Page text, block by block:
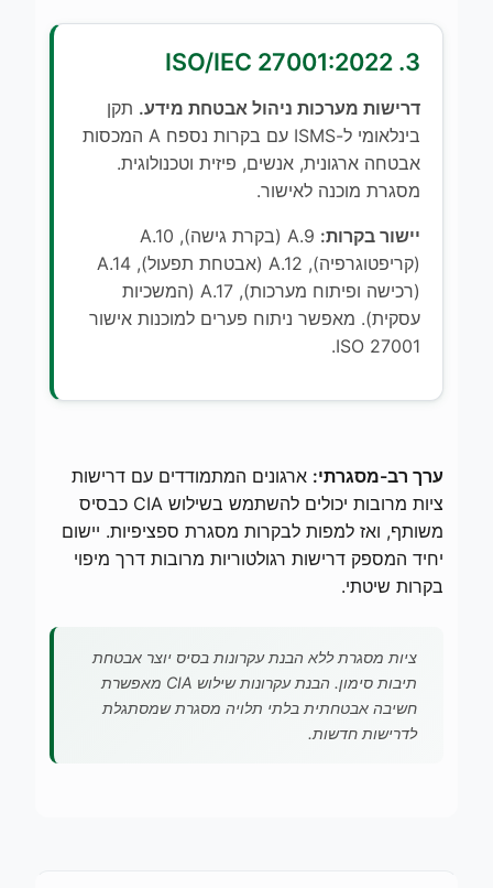
3. ISO/IEC 27001:2022
דרישות מערכות ניהול אבטחת מידע. תקן
בינלאומי ל-ISMS עם בקרות נספח A המכסות
אבטחה ארגונית, אנשים, פיזית וטכנולוגית.
מסגרת מוכנה לאישור.
יישור בקרות:
A.9 (בקרת גישה), A.10
(קריפטוגרפיה), A.12 (אבטחת תפעול), A.14
(רכישה ופיתוח מערכות), A.17 (המשכיות
עסקית). מאפשר ניתוח פערים למוכנות אישור
ISO 27001.
ערך רב-מסגרתי: ארגונים המתמודדים עם דרישות
ציות מרובות יכולים להשתמש בשילוש CIA כבסיס
משותף, ואז למפות לבקרות מסגרת ספציפיות. יישום
יחיד המספק דרישות רגולטוריות מרובות דרך מיפוי
בקרות שיטתי.
ציות מסגרת ללא הבנת עקרונות בסיס יוצר אבטחת
תיבות סימון. הבנת עקרונות שילוש CIA מאפשרת
חשיבה אבטחתית בלתי תלויה מסגרת שמסתגלת
לדרישות חדשות.